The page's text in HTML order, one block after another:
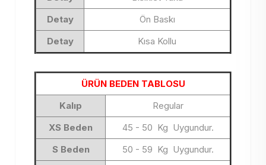
Detay
Ön Baskı
Detay
Kısa Kollu
ÜRÜN BEDEN TABLOSU
Kalıp
Regular
XS Beden
45 - 50 Kg Uygundur.
S Beden
50 - 59 Kg Uygundur.